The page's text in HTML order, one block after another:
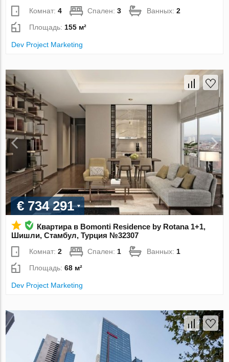
Комнат:4 Спален:3 Ванных:2
Площадь:155 м²
Dev Project Marketing
€ 734 291
Квартира в Bomonti Residence by Rotana 1+1,
Шишли, Стамбул, Турция №32307
Комнат:2 Спален: 1 Ванных: 1
Площадь:68 м²
Dev Project Marketing